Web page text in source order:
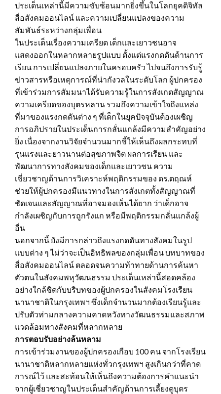
ประเด็นเหล่านี้มีความซับซ้อนมากยิ่งขึ้นในโลกยุคดิจิทัล
สื่อสังคมออนไลน์ และความเปลี่ยนแปลงของความ
สัมพันธ์ระหว่างกลุ่มเพื่อน
ในประเด็นเรื่องความเครียด เด็กและเยาวชนอาจ
แสดงออกในหลากหลายรูปแบบ ตั้งแต่แรงกดดันด้านการ
เรียน การเปลี่ยนแปลงภายในครอบครัว ไปจนถึงการรับรู้
ข่าวสารหรือเหตุการณ์ที่น่ากังวลในระดับโลก ผู้ปกครอง
ที่เข้าร่วมการสัมมนาได้รับความรู้ในการสังเกตสัญญาณ
ความเครียดของบุตรหลาน รวมถึงความเข้าใจถึงแหล่ง
ที่มาของแรงกดดันต่าง ๆ ที่เด็กในยุคปัจจุบันต้องเผชิญ
การอภิปรายในประเด็นการกลั่นแกล้งมีความสำคัญอย่าง
ยิ่ง เนื่องจากงานวิจัยจำนวนมากชี้ให้เห็นถึงผลกระทบที่
รุนแรงและยาวนานต่อสุขภาพจิต ผลการเรียน และ
พัฒนาการทางสังคมของเด็กและเยาวชน ความ
เชี่ยวชาญด้านการวิเคราะห์พฤติกรรมของ ดร.ตฤณห์
ช่วยให้ผู้ปกครองมีแนวทางในการสังเกตทั้งสัญญาณที่
ชัดเจนและสัญญาณที่อาจมองเห็นได้ยาก ว่าเด็กอาจ
กำลังเผชิญกับการถูกรังแก หรือมีพฤติกรรมกลั่นแกล้งผู้
อื่น
นอกจากนี้ ยังมีการกล่าวถึงแรงกดดันทางสังคมในรูป
แบบต่าง ๆ ไม่ว่าจะเป็นอิทธิพลของกลุ่มเพื่อน บทบาทของ
สื่อสังคมออนไลน์ ตลอดจนความท้าทายด้านการค้นหา
ตัวตนในสังคมพหุวัฒนธรรม ประเด็นเหล่านี้สอดคล้อง
อย่างใกล้ชิดกับบริบทของผู้ปกครองในสังคมโรงเรียน
นานาชาติในกรุงเทพฯ ซึ่งเด็กจำนวนมากต้องเรียนรู้และ
ปรับตัวท่ามกลางความคาดหวังทางวัฒนธรรมและสภาพ
แวดล้อมทางสังคมที่หลากหลาย
การตอบรับอย่างล้นหลาม
การเข้าร่วมงานของผู้ปกครองเกือบ 100 คน จากโรงเรียน
นานาชาติหลากหลายแห่งทั่วกรุงเทพฯ สูงเกินกว่าที่คาด
การณ์ไว้ และสะท้อนให้เห็นถึงความต้องการคำแนะนำ
จากผู้เชี่ยวชาญในประเด็นสำคัญด้านการเลี้ยงดูบุตร